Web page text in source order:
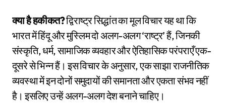
क्या है हकीकत?द्विराष्ट्र सिद्धांत का मूल विचार यह था कि
भारत में हिंदू और मुस्लिम दो अलग-अलग ‘राष्ट्र’ हैं, जिनकी
संस्कृति, धर्म, सामाजिक व्यवहार और ऐतिहासिक परंपराएँ एक-
दूसरे से भिन्न हैं। इस विचार के अनुसार, एक साझा राजनीतिक
व्यवस्था में इन दोनों समुदायों की समानता और एकता संभव नहीं
है। इसलिए उन्हें अलग-अलग देश बनाने चाहिए।